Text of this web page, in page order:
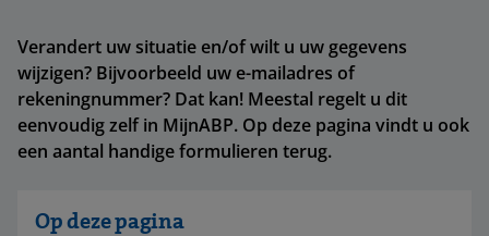
Verandert uw situatie en/of wilt u uw gegevens
wijzigen? Bijvoorbeeld uw e-mailadres of
rekeningnummer? Dat kan! Meestal regelt u dit
eenvoudig zelf in MijnABP. Op deze pagina vindt u ook
een aantal handige formulieren terug.
Op deze pagina